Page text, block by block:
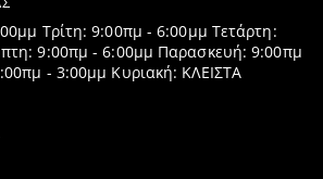
Τρίτη: 9:00πμ - 6:00μμ Τετάρτη:
9:00πμ - 6:00μμ Παρασκευή: 9:00πμ
- 3:00μμ Κυριακή: ΚΛΕΙΣΤΑ